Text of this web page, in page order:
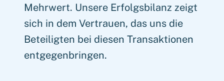
Mehrwert. Unsere Erfolgsbilanz zeigt
sich in dem Vertrauen, das uns die
Beteiligten bei diesen Transaktionen
entgegenbringen.